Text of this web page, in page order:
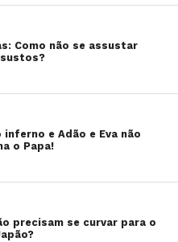
Como não se assustar
inferno e Adão e Eva não
o Papa!
precisam se curvar para o